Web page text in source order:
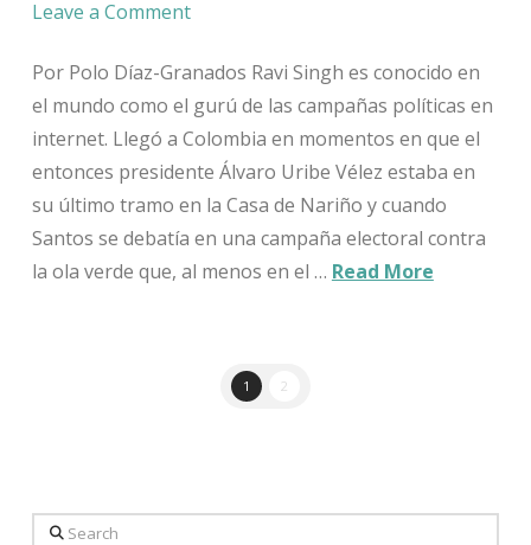
Leave a Comment
Por Polo Díaz-Granados Ravi Singh es conocido en
el mundo como el gurú de las campañas políticas en
internet. Llegó a Colombia en momentos en que el
entonces presidente Álvaro Uribe Vélez estaba en
su último tramo en la Casa de Nariño y cuando
Santos se debatía en una campaña electoral contra
la ola verde que, al menos en el … Read More
1 2
Search